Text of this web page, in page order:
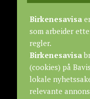
Birkenesavisa
som arbeider
regler.
Birkenesavisa
(cookies) på
lokale
relevante